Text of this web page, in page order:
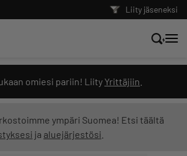
Liity jäseneksi
omiesi pariin! Liity Yrittäjiin
ympäri Suomea! Etsi täältä
ja aluejärjestösi
tai kysy suoraan